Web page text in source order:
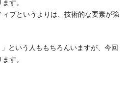
す。
ブというよりは、技術的な要素が強
という人ももちろんいますが、今回
す。